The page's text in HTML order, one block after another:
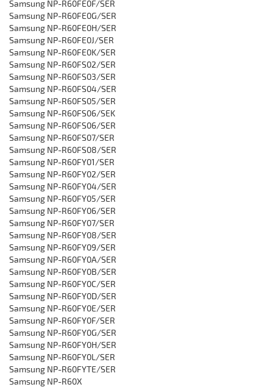
‎Samsung NP-R60FE0F/SER
‎Samsung NP-R60FE0G/SER
‎Samsung NP-R60FE0H/SER
‎Samsung NP-R60FE0J/SER
‎Samsung NP-R60FE0K/SER
‎Samsung NP-R60FS02/SER
‎Samsung NP-R60FS03/SER
‎Samsung NP-R60FS04/SER
‎Samsung NP-R60FS05/SER
‎Samsung NP-R60FS06/SEK
‎Samsung NP-R60FS06/SER
‎Samsung NP-R60FS07/SER
‎Samsung NP-R60FS08/SER
‎Samsung NP-R60FY01/SER
‎Samsung NP-R60FY02/SER
‎Samsung NP-R60FY04/SER
‎Samsung NP-R60FY05/SER
‎Samsung NP-R60FY06/SER
‎Samsung NP-R60FY07/SER
‎Samsung NP-R60FY08/SER
‎Samsung NP-R60FY09/SER
‎Samsung NP-R60FY0A/SER
‎Samsung NP-R60FY0B/SER
‎Samsung NP-R60FY0C/SER
‎Samsung NP-R60FY0D/SER
‎Samsung NP-R60FY0E/SER
‎Samsung NP-R60FY0F/SER
‎Samsung NP-R60FY0G/SER
‎Samsung NP-R60FY0H/SER
‎Samsung NP-R60FY0L/SER
‎Samsung NP-R60FYTE/SER
Samsung NP-R60X